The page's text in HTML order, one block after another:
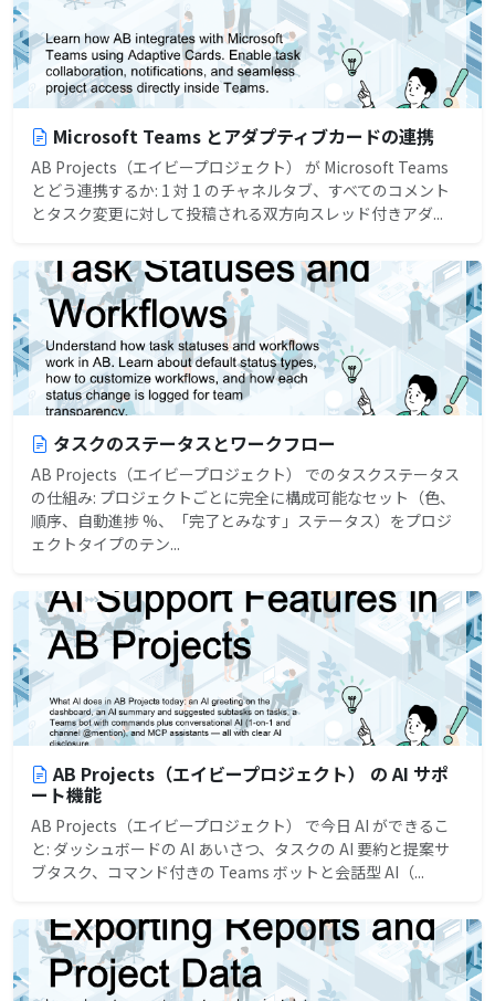
Microsoft Teams とアダプティブカードの連携
AB Projects（エイビープロジェクト） が Microsoft Teams
とどう連携するか: 1 対 1 のチャネルタブ、すべてのコメント
とタスク変更に対して投稿される双方向スレッド付きアダ...
タスクのステータスとワークフロー
AB Projects（エイビープロジェクト） でのタスクステータス
の仕組み: プロジェクトごとに完全に構成可能なセット（色、
順序、自動進捗 %、「完了とみなす」ステータス）をプロジ
ェクトタイプのテン...
AB Projects（エイビープロジェクト） の AI サポ
ート機能
AB Projects（エイビープロジェクト） で今日 AI ができるこ
と: ダッシュボードの AI あいさつ、タスクの AI 要約と提案サ
ブタスク、コマンド付きの Teams ボットと会話型 AI（...